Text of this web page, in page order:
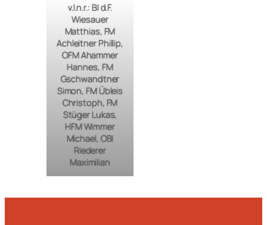
v.l.n.r.: BI d.F.
Wiesauer
Matthias, FM
Achleitner Phillip,
OFM Ahammer
Hannes, FM
Gschwandtner
Simon, FM Übleis
Christoph, FM
Stüger Lukas,
HFM Wimmer
Michael, OBI
Riederer
Maximilian